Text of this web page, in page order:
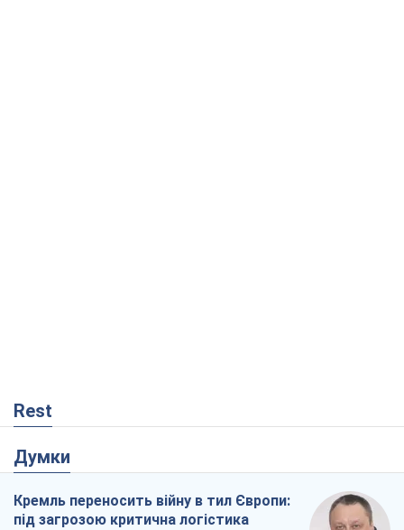
Rest
Думки
Кремль переносить війну в тил Європи:
під загрозою критична логістика